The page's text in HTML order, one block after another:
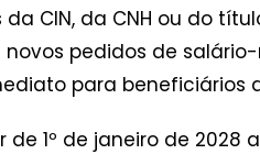
CIN, da CNH ou do
pedidos de
para beneficiários
de 1º de janeiro de